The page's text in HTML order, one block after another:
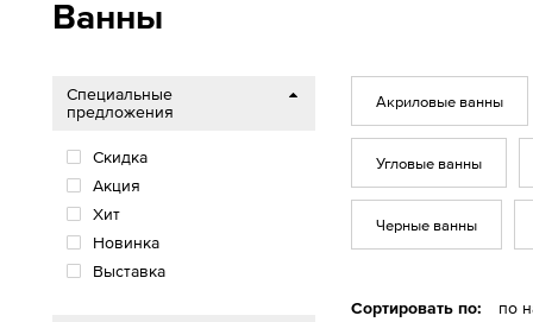
Ванны
Акриловые ванны
Угловые ванны
Черные ванны
Сортировать по: по
Специальные
предложения
Скидка
Акция
Хит
Новинка
Выставка